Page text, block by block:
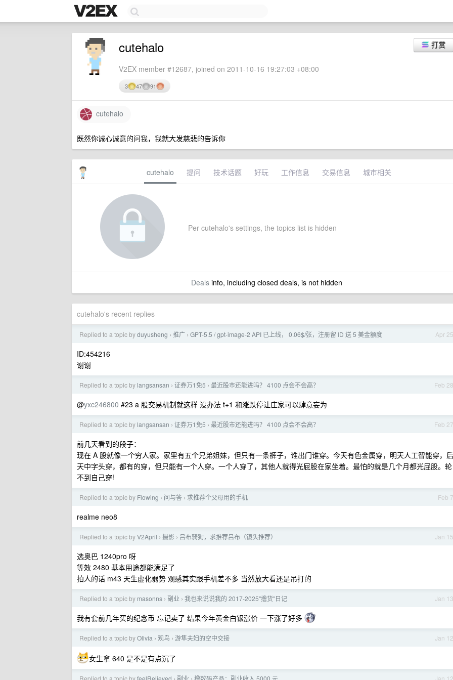
打赏
cutehalo
V2EX member #12687, joined on 2011-10-16 19:27:03 +08:00
3 47 91
cutehalo
既然你诚心诚意的问我，我就大发慈悲的告诉你
cutehalo 提问 技术话题 好玩 工作信息 交易信息 城市相关
Per cutehalo's settings, the topics list is hidden
Dealsinfo, including closed deals, is not hidden
cutehalo's recent replies
Apr 25
Replied to a topic byduyusheng › 推广 › GPT-5.5 / gpt-image-2 API 已上线， 0.06$/张，注册留 ID 送 5 美金额度
ID:454216
谢谢
Feb 28
Replied to a topic by langsansan › 证券万1免5 › 最近股市还能进吗？ 4100 点会不会高？
@yxc246800 #23 a 股交易机制就这样 没办法 t+1 和涨跌停让庄家可以肆意妄为
Feb 27
Replied to a topic by langsansan › 证券万1免5 › 最近股市还能进吗？ 4100 点会不会高？
前几天看到的段子：
现在 A 股就像一个穷人家。家里有五个兄弟姐妹，但只有一条裤子，谁出门谁穿。今天有色金属穿，明天人工智能穿，后
天中字头穿，都有的穿，但只能有一个人穿。一个人穿了，其他人就得光屁股在家坐着。最怕的就是几个月都光屁股。轮
不到自己穿!
Feb 7
Replied to a topic by Flowing › 问与答 › 求推荐个父母用的手机
realme neo8
Jan 15
Replied to a topic byV2April › 摄影 › 吕布骑狗，求推荐吕布（镜头推荐）
选奥巴 1240pro 呀
等效 2480 基本用途都能满足了
拍人的话 m43 天生虚化弱势 观感其实跟手机差不多 当然放大看还是吊打的
Jan 13
Replied to a topic by masonns › 副业 › 我也来说说我的 2017-2025"撸货"日记
我有套前几年买的纪念币 忘记卖了 结果今年黄金白银涨价 一下涨了好多
Jan 12
Replied to a topic byOlivia › 观鸟 › 游隼夫妇的空中交接
女生拿 640 是不是有点沉了
Jan 12
Replied to a topic byfeelRelieved 副业 撸数码产品：副业收入 5000 元